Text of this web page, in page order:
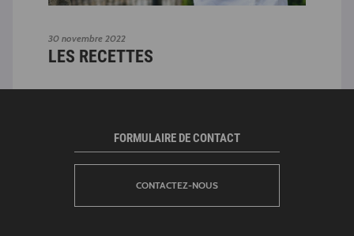
30 novembre 2022
LES RECETTES
FORMULAIRE DE CONTACT
CONTACTEZ-NOUS